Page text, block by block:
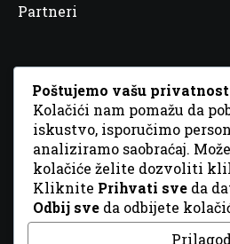
Partneri
© 2026 Sva prava
Poštujemo vašu privatnost
Kolačići nam pomažu da
iskustvo, isporučimo
analiziramo saobraćaj.
kolačiće želite dozvoliti
Kliknite Prihvati sve da
Odbij sve da odbijete